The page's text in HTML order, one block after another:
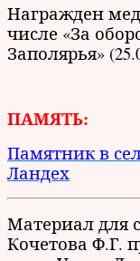
Награжден
числе «За
Заполярья»
ПАМЯТЬ:
Памятник в
Ландех
Материал для
Кочетова Ф.Г.